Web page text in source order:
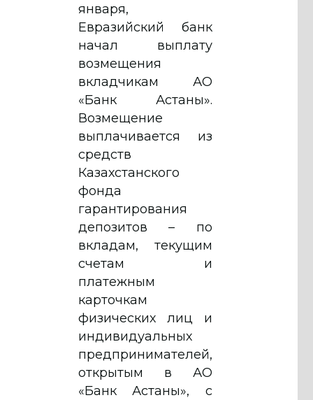
января,
Евразийский банк
начал выплату
возмещения
вкладчикам АО
«Банк Астаны».
Возмещение
выплачивается из
средств
Казахстанского
фонда
гарантирования
депозитов – по
вкладам, текущим
счетам и
платежным
карточкам
физических лиц и
индивидуальных
предпринимателей,
открытым в АО
«Банк Астаны», с